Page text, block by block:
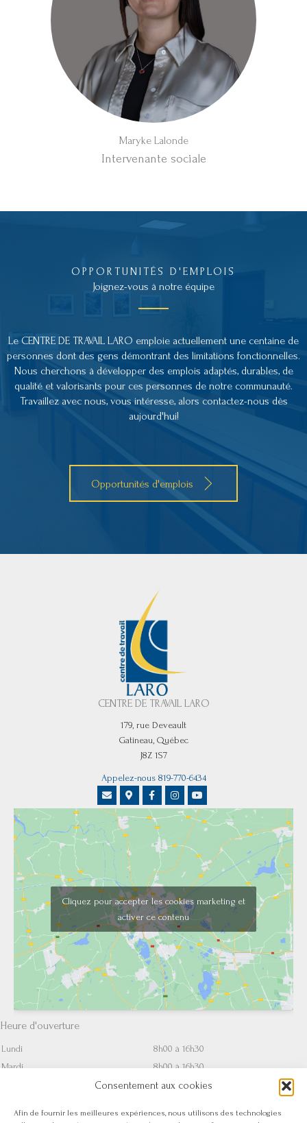
Consentement aux cookies
Afin de fournir les meilleures expériences, nous utilisons des technologies
Maryke Lalonde
Intervenante sociale
OPPORTUNITÉS D'EMPLOIS
Joignez-vous à notre équipe
Le CENTRE DE TRAVAIL LARO emploie actuellement une centaine de
personnes dont des gens démontrant des limitations fonctionnelles.
Nous cherchons à développer des emplois adaptés, durables, de
qualité et valorisants pour ces personnes de notre communauté.
Travaillez avec nous, vous intéresse, alors contactez-nous dès
aujourd'hui!
Opportunités d'emplois
CENTRE DE TRAVAIL LARO
179, rue Deveault
Gatineau, Québec
J8Z 1S7
Appelez-nous 819-770-6434
Cliquez pour accepter les cookies marketing et
activer ce contenu
Heure d'ouverture
Lundi
8h00 à 16h30
Mardi
8h00 à 16h30
8h00 à 16h30
Vendredi
8h00 à 16h30